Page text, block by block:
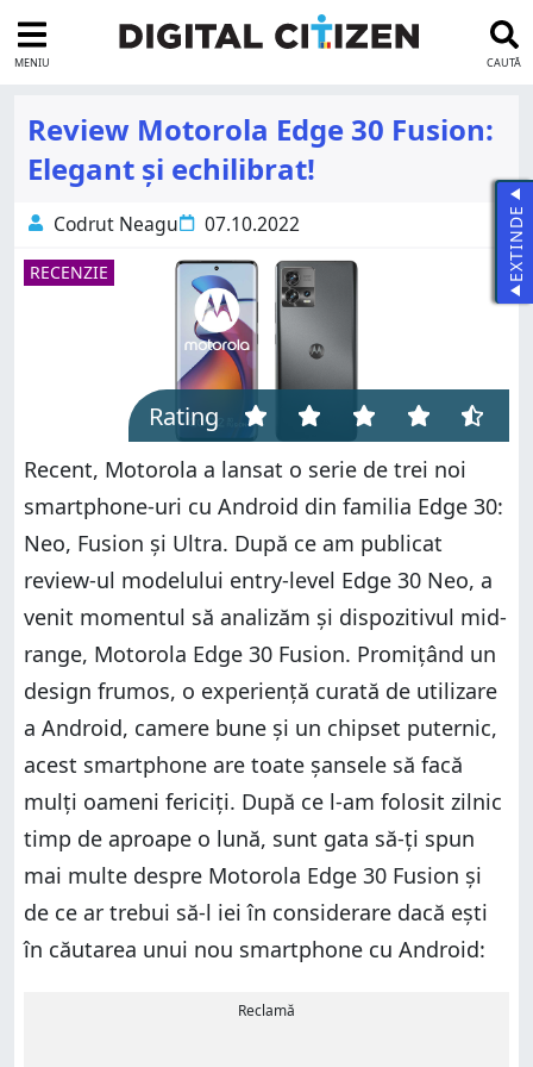
MENIU CAUTĂ
Review Motorola Edge 30 Fusion:
Elegant și echilibrat!
Codrut Neagu 07.10.2022
RECENZIE
Rating
Recent, Motorola a lansat o serie de trei noi
smartphone-uri cu Android din familia Edge 30:
Neo, Fusion și Ultra. După ce am publicat
review-ul modelului entry-level Edge 30 Neo, a
venit momentul să analizăm și dispozitivul mid-
range, Motorola Edge 30 Fusion. Promițând un
design frumos, o experiență curată de utilizare
a Android, camere bune și un chipset puternic,
acest smartphone are toate șansele să facă
mulți oameni fericiți. După ce l-am folosit zilnic
timp de aproape o lună, sunt gata să-ți spun
mai multe despre Motorola Edge 30 Fusion și
de ce ar trebui să-l iei în considerare dacă ești
în căutarea unui nou smartphone cu Android:
Reclamă
EXTINDE